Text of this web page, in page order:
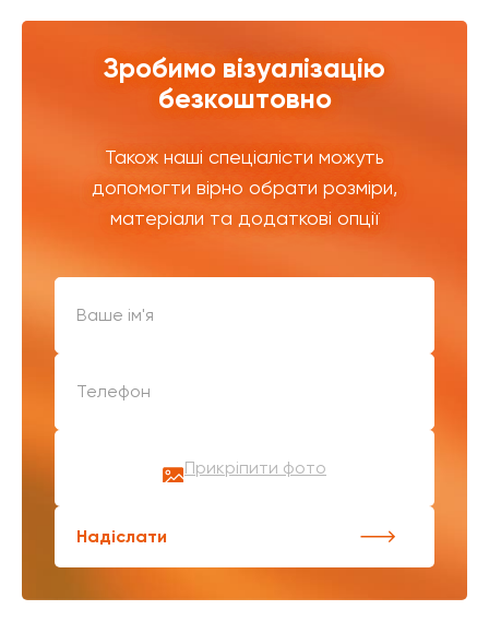
Зробимо візуалізацію
безкоштовно
Також наші спеціалісти можуть
допомогти вірно обрати розміри,
матеріали та додаткові опції
Прикріпити фото
Надіслати